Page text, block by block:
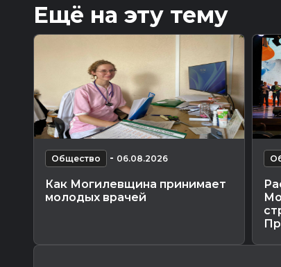
Ещё на эту тему
Общество - 06.08.2026
Как Могилевщина принимает
молодых врачей